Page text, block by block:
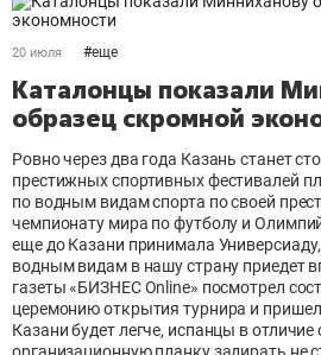
20 июля #еще
Каталонцы показали
образец скромной
Ровно через два года Казань станет
престижных спортивных фестивалей
по водным видам спорта по своей
чемпионату мира по футболу и
еще до Казани принимала
водным видам в нашу страну приедет
газеты «БИЗНЕС Online» посмотрел
церемонию открытия турнира и
Казани будет легче, испанцы в отличие